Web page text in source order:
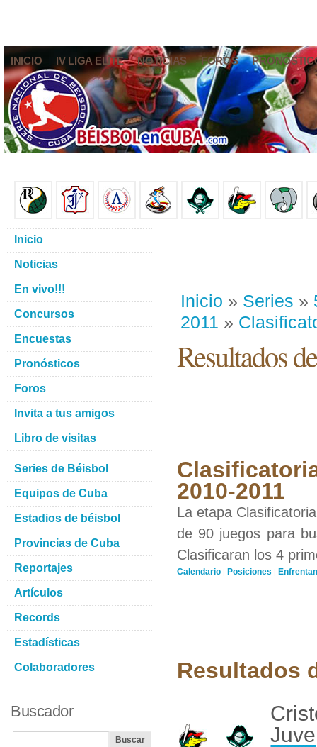
INICIO IV LIGA ELITE NOTICIAS FOROS
Inicio » Series »
2011 »
Resultados
2010-2011
La etapa
de 90 juegos para
Clasificaran los 4
Calendario | Posiciones |
Resultados
Inicio
Noticias
En vivo!!!
Concursos
Encuestas
Pronósticos
Foros
Invita a tus amigos
Libro de visitas
Series de Béisbol
Equipos de Cuba
Estadios de béisbol
Provincias de Cuba
Reportajes
Artículos
Records
Estadísticas
Colaboradores
Buscador